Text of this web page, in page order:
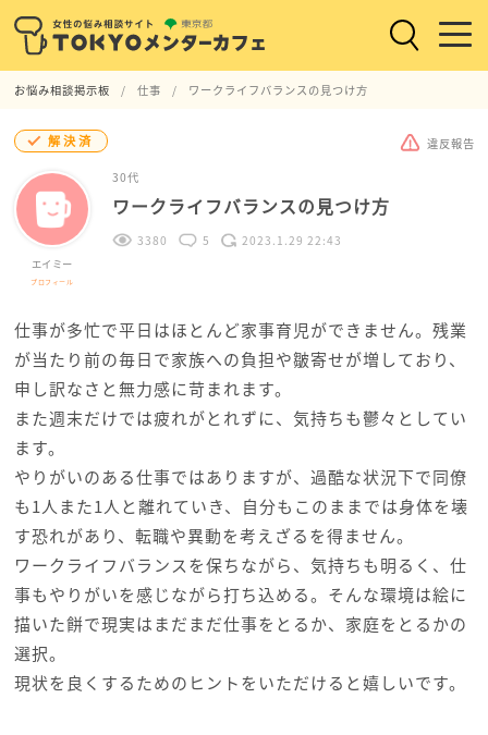
お悩み相談掲示板 仕事 ワークライフバランスの見つけ方
解決済 違反報告
エイミー
プロフィール
30代
ワークライフバランスの見つけ方
3380 5 2023.1.29 22:43
仕事が多忙で平日はほとんど家事育児ができません。残業
が当たり前の毎日で家族への負担や皺寄せが増しており、
申し訳なさと無力感に苛まれます。
また週末だけでは疲れがとれずに、気持ちも鬱々としてい
ます。
やりがいのある仕事ではありますが、過酷な状況下で同僚
も1人また1人と離れていき、自分もこのままでは身体を壊
す恐れがあり、転職や異動を考えざるを得ません。
ワークライフバランスを保ちながら、気持ちも明るく、仕
事もやりがいを感じながら打ち込める。そんな環境は絵に
描いた餅で現実はまだまだ仕事をとるか、家庭をとるかの
選択。
現状を良くするためのヒントをいただけると嬉しいです。